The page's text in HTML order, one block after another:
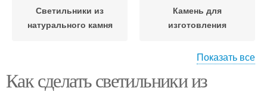
Светильники из
натурального камня
Камень для
изготовления
Камень для создания Светильник из камня
Показать все
Как сделать светильники из